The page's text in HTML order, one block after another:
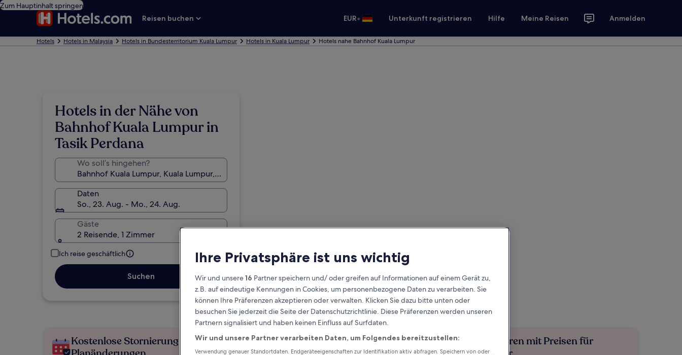
Zum Hauptinhalt springen
Reisen buchen
EUR• Unterkunft registrieren Hilfe Meine Reisen Anmelden
Hotels Hotels in Malaysia Hotels in Bundesterritorium Kuala Lumpur Hotels in Kuala Lumpur Hotels nahe Bahnhof Kuala Lumpur
Hotels in der Nähe von
Bahnhof Kuala Lumpur in
Tasik Perdana
Wo soll’s hingehen?
Daten
So., 23. Aug. - Mo., 24. Aug.
Gäste
2 Reisende, 1 Zimmer
Ich reise geschäftlich
Suchen
Kostenlose Stornierung bei
Verdiene Prämien für jede
Mehr sparen mit Preisen für
Ihre Privatsphäre ist uns wichtig
Wir und unsere16 Partner speichern und/ oder greifen auf Informationen auf einem Gerät zu,
z.B. auf eindeutige Kennungen in Cookies, um personenbezogene Daten zu verarbeiten. Sie
können Ihre Präferenzen akzeptieren oder verwalten. Klicken Sie dazu bitte unten oder
besuchen Sie jederzeit die Seite der Datenschutzrichtlinie. Diese Präferenzen werden unseren
Partnern signalisiert und haben keinen Einfluss auf Surfdaten.
Wir und unsere Partner verarbeiten Daten, um Folgendes bereitzustellen:
Verwendung genauer Standortdaten. Endgeräteeigenschaften zur Identifikation aktiv abfragen. Speichern von oder